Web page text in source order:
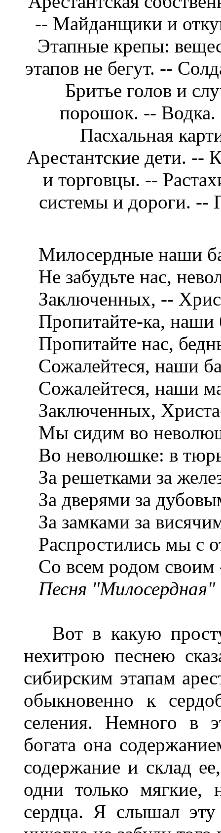
-- Майданщики и
Этапные крепы:
этапов не бегут. --
Бритье голов и
порошок. --
Пасхальная
Арестантские дети. --
и торговцы. --
системы и дороги. --
Милосердные наши
Не забудьте нас,
Заключенных, --
Пропитайте-ка,
Пропитайте нас,
Сожалейтеся, наши
Сожалейтеся, наши
Заключенных,
Мы сидим во
Во неволюшке: в
За решетками за
За дверями за
За замками за
Распростились мы с
Со всем родом своим
Песня "Милосердная"
Вот в какую
нехитрою песнею
сибирским этапам
обыкновенно к
селения. Немного в
богата она
содержание и склад
одни только мягкие,
сердца. Я слышал